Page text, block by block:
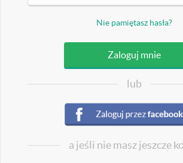
Nie pamiętasz hasła?
lub
a jeśli nie masz jeszcze